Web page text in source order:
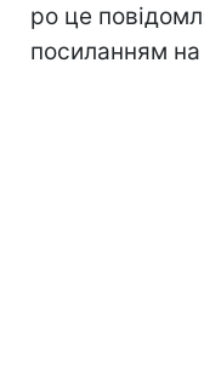
ро це
посиланням на